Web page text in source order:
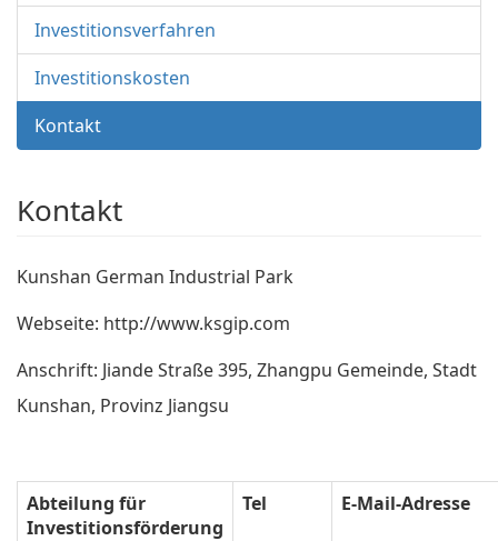
Investitionsverfahren
Investitionskosten
Kontakt
Kontakt
Kunshan German Industrial Park
Webseite: http://www.ksgip.com
Anschrift: Jiande Straße 395, Zhangpu Gemeinde, Stadt
Kunshan, Provinz Jiangsu
Abteilung für
Investitionsförderung
Tel E-Mail-Adresse